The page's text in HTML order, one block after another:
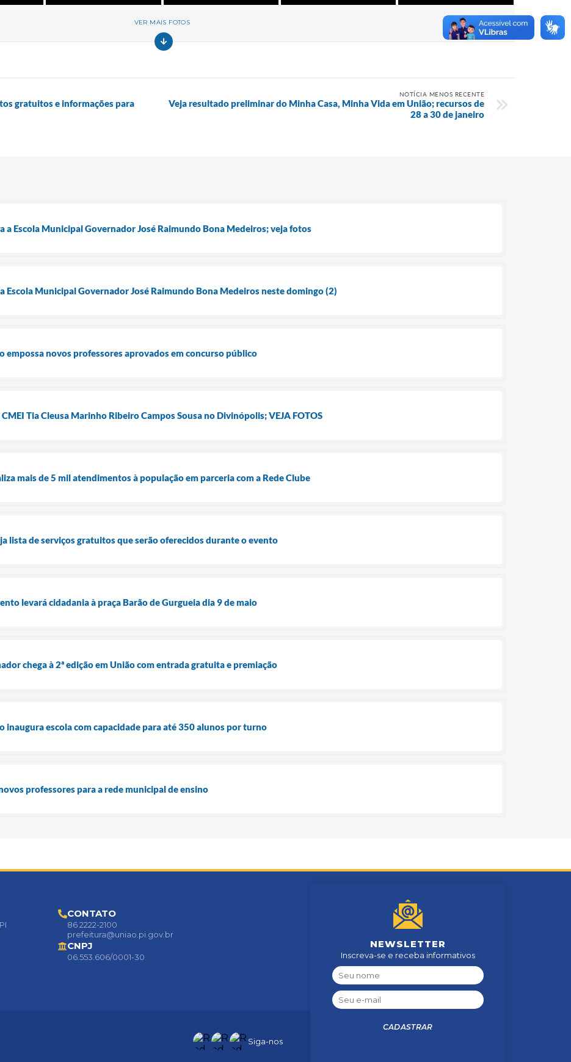
VER MAIS FOTOS
gratuitos e informações para
NOTÍCIA MENOS RECENTE
Veja resultado preliminar do Minha Casa, Minha Vida em União; recursos de
28 a 30 de janeiro
a Escola Municipal Governador José Raimundo Bona Medeiros; veja fotos
Escola Municipal Governador José Raimundo Bona Medeiros neste domingo (2)
empossa novos professores aprovados em concurso público
Tia Cleusa Marinho Ribeiro Campos Sousa no Divinópolis; VEJA FOTOS
mais de 5 mil atendimentos à população em parceria com a Rede Clube
lista de serviços gratuitos que serão oferecidos durante o evento
levará cidadania à praça Barão de Gurgueia dia 9 de maio
chega à 2ª edição em União com entrada gratuita e premiação
inaugura escola com capacidade para até 350 alunos por turno
professores para a rede municipal de ensino
Siga-nos
NEWSLETTER
Inscreva-se e receba informativos
CADASTRAR
CONTATO
86 2222-2100
prefeitura@uniao.pi.gov.br
CNPJ
06.553.606/0001-30